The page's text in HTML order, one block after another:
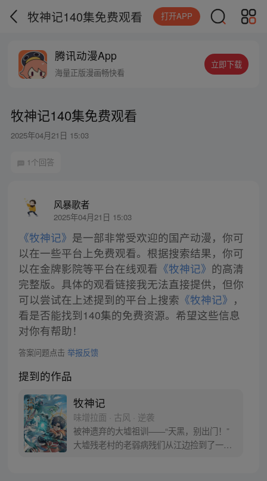
牧神记140集免费观看 打开APP
腾讯动漫App
海量正版漫画畅快看
立即下载
牧神记140集免费观看
2025年04月21日 15:03
1个回答
风暴歌者
2025年04月21日 15:03
《牧神记》 是一部非常受欢迎的国产动漫，你可
以在一些平台上免费观看。根据搜索结果，你可
以在金牌影院等平台在线观看 《牧神记》 的高清
完整版。具体的观看链接我无法直接提供，但你
可以尝试在上述提到的平台上搜索 《牧神记》 ，
看是否能找到140集的免费资源。希望这些信息
对你有帮助！
答案问题点击 举报反馈
提到的作品
牧神记
味增拉面 · 古风 · 逆袭
被神遗弃的大墟祖训——“天黑，别出门！”
大墟残老村的老弱病残们从江边捡到了一个